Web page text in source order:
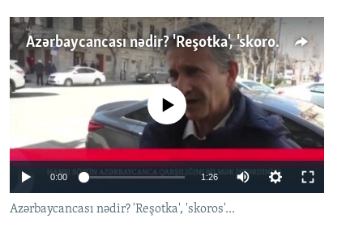
ARAŞDIRMA
MULTIMEDIA
VIDEO
FOTOQALEREYA
İNFOQRAFIKA
KARIKATURA
RADIO ARXIV
AZƏRBAYCAN ƏDƏBIYYATI KITABXANASI
İSLAM VƏ DEMOKRATIYA
HAQQIMIZDA
MISSIYAMIZ
PEŞƏ ETIKASI VƏ JURNALISTIKA STANDARTLARIMIZ
BIZI IZLƏ
Azərbaycancası nədir? 'Reşotka', 'skoros'...
No media source currently available
0:00 1:26
Azərbaycancası nədir? 'Reşotka', 'skoros'...